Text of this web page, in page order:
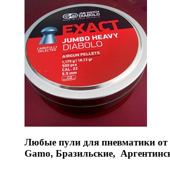
Любые пули для пневматики от
Gamo, Бразильские,